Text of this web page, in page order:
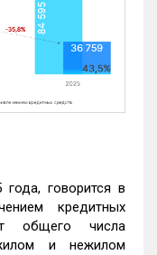
говорится в
кредитных
общего числа
и нежилом